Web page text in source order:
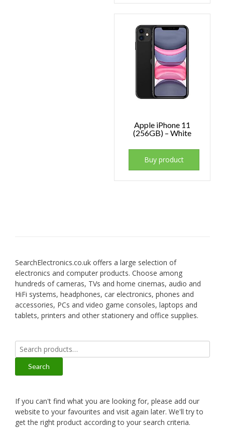
Apple iPhone 11
(256GB) – White
Buy product
SearchElectronics.co.uk offers a large selection of
electronics and computer products. Choose among
hundreds of cameras, TVs and home cinemas, audio and
HiFi systems, headphones, car electronics, phones and
accessories, PCs and video game consoles, laptops and
tablets, printers and other stationery and office supplies.
Search
for:
Search
If you can't find what you are looking for, please add our
website to your favourites and visit again later. We'll try to
get the right product according to your search criteria.